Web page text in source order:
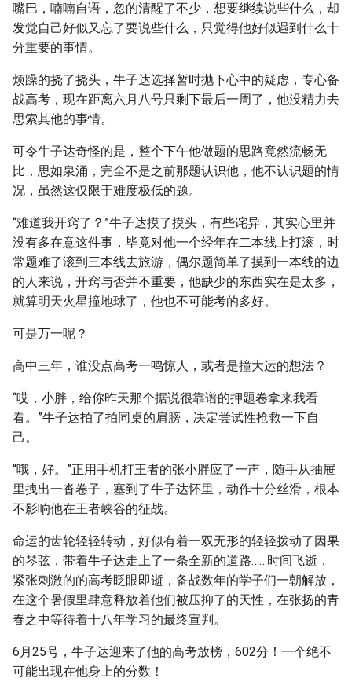
嘴巴，喃喃自语，忽的清醒了不少，想要继续说些什么，却
发觉自己好似又忘了要说些什么，只觉得他好似遇到什么十
分重要的事情。
烦躁的挠了挠头，牛子达选择暂时抛下心中的疑虑，专心备
战高考，现在距离六月八号只剩下最后一周了，他没精力去
思索其他的事情。
可令牛子达奇怪的是，整个下午他做题的思路竟然流畅无
比，思如泉涌，完全不是之前那题认识他，他不认识题的情
况，虽然这仅限于难度极低的题。
“难道我开窍了？”牛子达摸了摸头，有些诧异，其实心里并
没有多在意这件事，毕竟对他一个经年在二本线上打滚，时
常题难了滚到三本线去旅游，偶尔题简单了摸到一本线的边
的人来说，开窍与否并不重要，他缺少的东西实在是太多，
就算明天火星撞地球了，他也不可能考的多好。
可是万一呢？
高中三年，谁没点高考一鸣惊人，或者是撞大运的想法？
“哎，小胖，给你昨天那个据说很靠谱的押题卷拿来我看
看。”牛子达拍了拍同桌的肩膀，决定尝试性抢救一下自
己。
“哦，好。”正用手机打王者的张小胖应了一声，随手从抽屉
里拽出一沓卷子，塞到了牛子达怀里，动作十分丝滑，根本
不影响他在王者峡谷的征战。
命运的齿轮轻轻转动，好似有着一双无形的轻轻拨动了因果
的琴弦，带着牛子达走上了一条全新的道路……时间飞逝，
紧张刺激的的高考眨眼即逝，备战数年的学子们一朝解放，
在这个暑假里肆意释放着他们被压抑了的天性，在张扬的青
春之中等待着十八年学习的最终宣判。
6月25号，牛子达迎来了他的高考放榜，602分！一个绝不
可能出现在他身上的分数！